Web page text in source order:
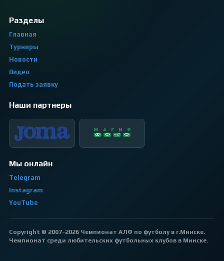
Разделы
Главная
Турниры
Новости
Видео
Подать заявку
Наши партнеры
Мы онлайн
Telegram
Instagram
YouTube
Copyright © 2007-2026 Чемпионат АЛФ по футболу в г.Минске.
Чемпионат среди любительских футбольных клубов в Минске.